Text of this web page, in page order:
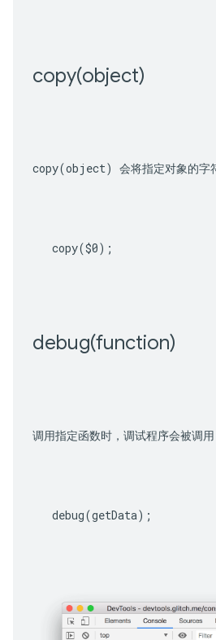
copy(object)
copy(object) 会将指定对象的字
copy($0);
debug(function)
调用指定函数时，调试程序会被调
debug(getData);